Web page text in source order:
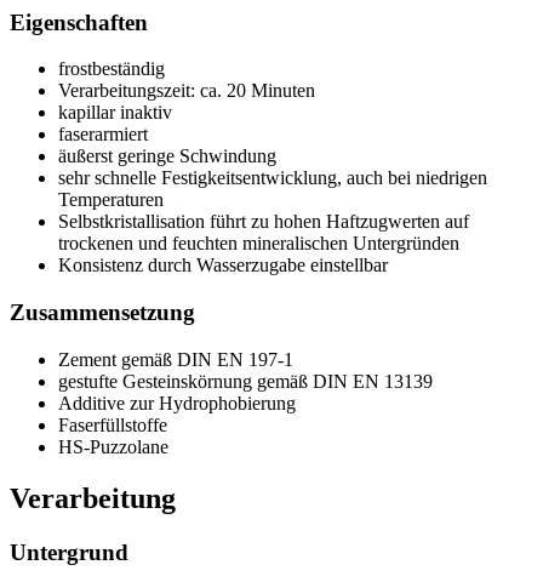
Eigenschaften
frostbeständig
Verarbeitungszeit: ca. 20 Minuten
kapillar inaktiv
faserarmiert
äußerst geringe Schwindung
sehr schnelle Festigkeitsentwicklung, auch bei niedrigen
Temperaturen
Selbstkristallisation führt zu hohen Haftzugwerten auf
trockenen und feuchten mineralischen Untergründen
Konsistenz durch Wasserzugabe einstellbar
Zusammensetzung
Zement gemäß DIN EN 197-1
gestufte Gesteinskörnung gemäß DIN EN 13139
Additive zur Hydrophobierung
Faserfüllstoffe
HS-Puzzolane
Verarbeitung
Untergrund